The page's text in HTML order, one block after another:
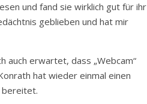
und fand sie wirklich gut für ihr
geblieben und hat mir
auch erwartet, dass „Webcam“
hat wieder einmal einen
bereitet.